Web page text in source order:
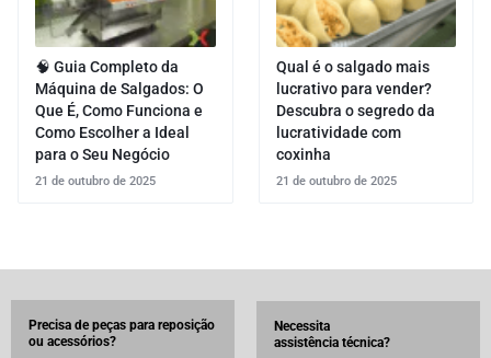
🧠 Guia Completo da
Máquina de Salgados: O
Que É, Como Funciona e
Como Escolher a Ideal
para o Seu Negócio
21 de outubro de 2025
Qual é o salgado mais
lucrativo para vender?
Descubra o segredo da
lucratividade com
coxinha
21 de outubro de 2025
Precisa de peças para reposição
ou acessórios?
Necessita
assistência técnica?